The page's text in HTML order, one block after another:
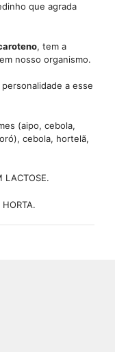
que agrada
, tem a
em nosso organismo.
a esse
(aipo, cebola,
cebola, hortelã,
LACTOSE.